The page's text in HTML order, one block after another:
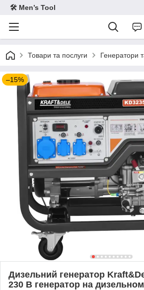
🛠 Men’s Tool
Товари та послуги Генератори
–15%
Дизельний генератор
230 В генератор на